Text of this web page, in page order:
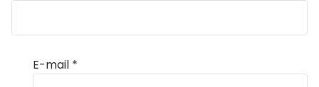
E-mail *